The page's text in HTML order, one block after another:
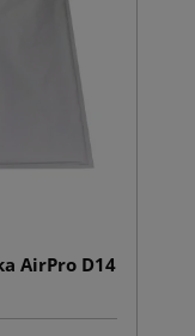
AirPro D14